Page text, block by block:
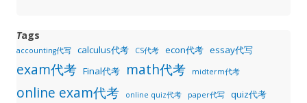
Tags
accounting代写 calculus代考 CS代考 econ代考 essay代写
exam代考 Final代考 math代考 midterm代考
online exam代考 online quiz代考 paper代写 quiz代考